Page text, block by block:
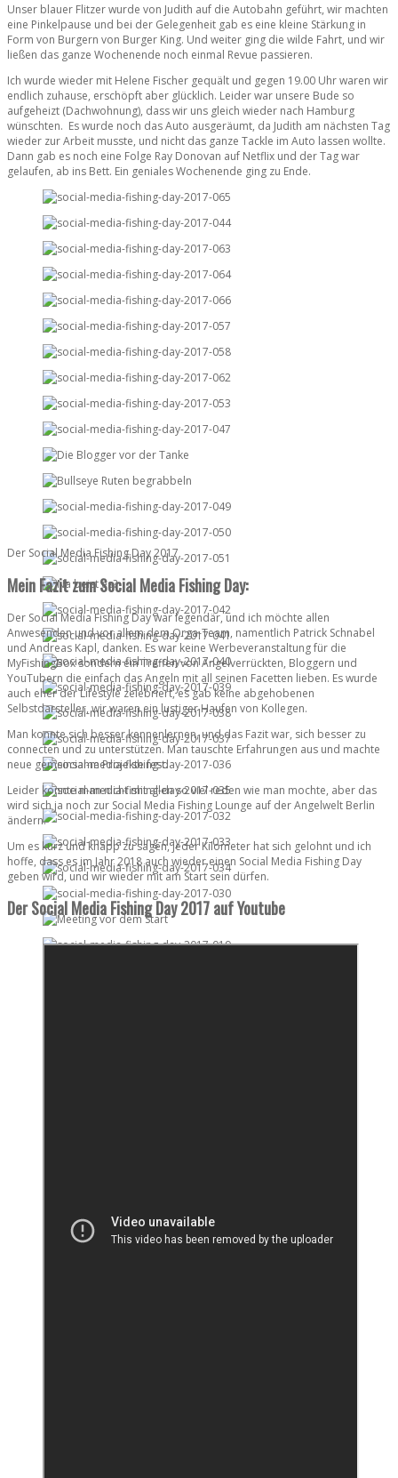
Unser blauer Flitzer wurde von Judith auf die Autobahn geführt, wir machten
eine Pinkelpause und bei der Gelegenheit gab es eine kleine Stärkung in
Form von Burgern von Burger King. Und weiter ging die wilde Fahrt, und wir
ließen das ganze Wochenende noch einmal Revue passieren.
Ich wurde wieder mit Helene Fischer gequält und gegen 19.00 Uhr waren wir
endlich zuhause, erschöpft aber glücklich. Leider war unsere Bude so
aufgeheizt (Dachwohnung), dass wir uns gleich wieder nach Hamburg
wünschten. Es wurde noch das Auto ausgeräumt, da Judith am nächsten Tag
wieder zur Arbeit musste, und nicht das ganze Tackle im Auto lassen wollte.
Dann gab es noch eine Folge Ray Donovan auf Netflix und der Tag war
gelaufen, ab ins Bett. Ein geniales Wochenende ging zu Ende.
Der Social Media Fishing Day 2017
Mein Fazit zum Social Media Fishing Day:
Der Social Media Fishing Day war legendär, und ich möchte allen
Anwesenden und vor allem dem Orga-Team, namentlich Patrick Schnabel
und Andreas Kapl, danken. Es war keine Werbeveranstaltung für die
MyFishingBox sondern ein Treffen von Angelverrückten, Bloggern und
YouTubern die einfach das Angeln mit all seinen Facetten lieben. Es wurde
auch eher der Lifestyle zelebriert, es gab keine abgehobenen
Selbstdarsteller, wir waren ein lustiger Haufen von Kollegen.
Man konnte sich besser kennenlernen, und das Fazit war, sich besser zu
connecten und zu unterstützen. Man tauschte Erfahrungen aus und machte
neue gemeinsame Projekte fest.
Leider konnte man nicht mit allen so viel reden wie man mochte, aber das
wird sich ja noch zur Social Media Fishing Lounge auf der Angelwelt Berlin
ändern.
Um es kurz und knapp zu sagen, jeder Kilometer hat sich gelohnt und ich
hoffe, dass es im Jahr 2018 auch wieder einen Social Media Fishing Day
geben wird, und wir wieder mit am Start sein dürfen.
Der Social Media Fishing Day 2017 auf Youtube